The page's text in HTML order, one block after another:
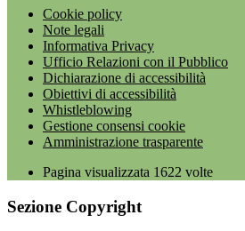
Cookie policy
Note legali
Informativa Privacy
Ufficio Relazioni con il Pubblico
Dichiarazione di accessibilità
Obiettivi di accessibilità
Whistleblowing
Gestione consensi cookie
Amministrazione trasparente
Pagina visualizzata 1622 volte
Sezione Copyright